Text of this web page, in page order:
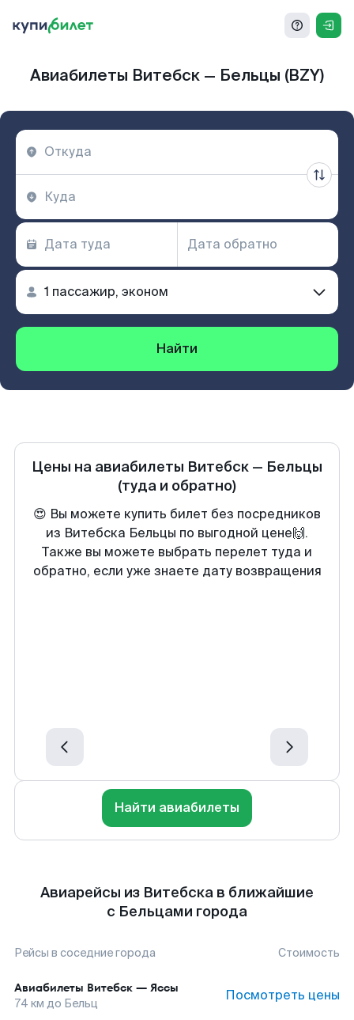
Авиабилеты Витебск — Бельцы (BZY)
Найти
Цены на авиабилеты Витебск — Бельцы
(туда и обратно)
😍 Вы можете купить билет без посредников
из Витебска Бельцы по выгодной цене🙌.
Также вы можете выбрать перелет туда и
обратно, если уже знаете дату возвращения
Найти авиабилеты
Авиарейсы из Витебска в ближайшие
с Бельцами города
Рейсы в соседние города Стоимость
Авиабилеты Витебск — Яссы
74 км до Бельц Посмотреть цены